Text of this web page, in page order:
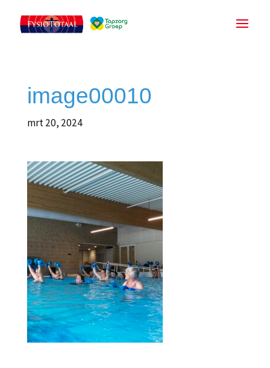
image00010
mrt 20, 2024